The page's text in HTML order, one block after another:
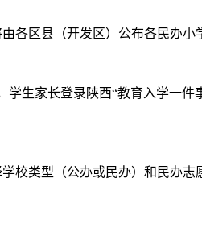
区县（开发区）公布各民办小
生家长登录陕西“教育入学一
校类型（公办或民办）和民办